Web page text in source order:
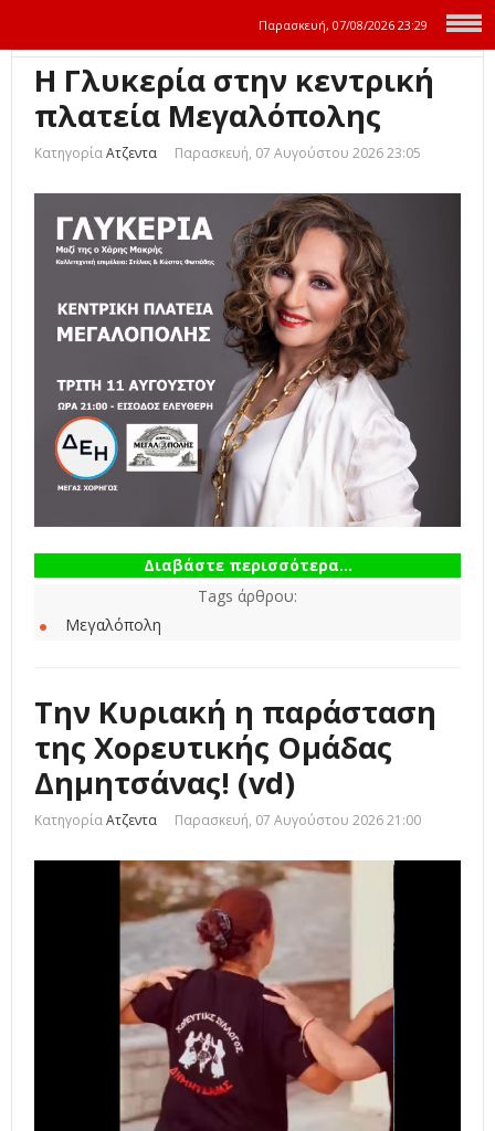
Παρασκευή, 07/08/2026 23:29
Η Γλυκερία στην κεντρική
πλατεία Μεγαλόπολης
ΚατηγορίαΑτζεντα Παρασκευή, 07 Αυγούστου 2026 23:05
Διαβάστε περισσότερα...
Tags άρθρου:
Μεγαλόπολη
Την Κυριακή η παράσταση
της Χορευτικής Ομάδας
Δημητσάνας! (vd)
ΚατηγορίαΑτζεντα Παρασκευή, 07 Αυγούστου 2026 21:00